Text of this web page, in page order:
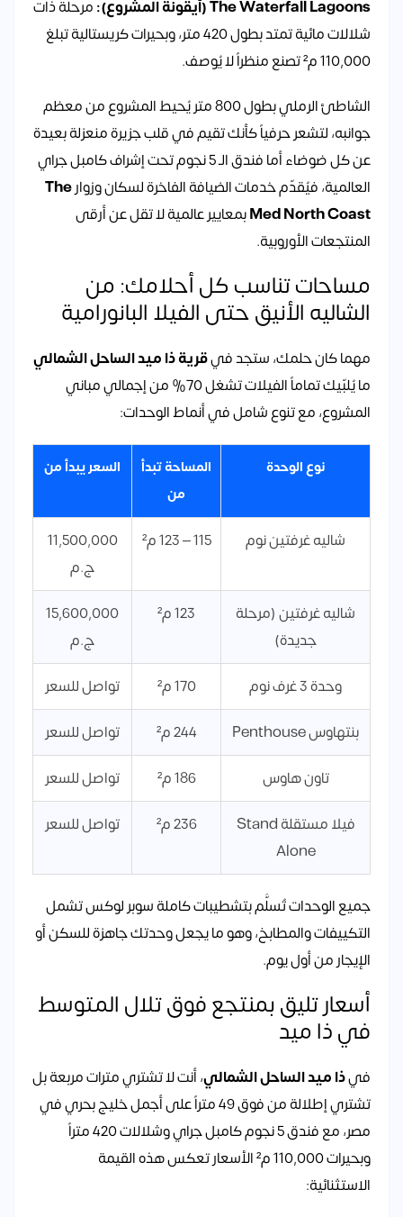
The Waterfall Lagoons (أيقونة المشروع):
مرحلة ذات
شلالات مائية تمتد بطول 420 متر، وبحيرات كريستالية تبلغ
110,000 م² تصنع منظراً لا يُوصف.
الشاطئ الرملي بطول 800 متر يُحيط المشروع من معظم
جوانبه، لتشعر حرفياً كأنك تقيم في قلب جزيرة منعزلة بعيدة
عن كل ضوضاء أما فندق الـ 5 نجوم تحت إشراف كامبل جراي
العالمية، فيُقدّم خدمات الضيافة الفاخرة لسكان وزوارThe
Med North Coastبمعايير عالمية لا تقل عن أرقى
المنتجعات الأوروبية.
مساحات تناسب كل أحلامك: من
الشاليه الأنيق حتى الفيلا البانورامية
مهما كان حلمك، ستجد فيقرية ذا ميد الساحل الشمالي
ما يُلبّيك تماماً الفيلات تشغل 70% من إجمالي مباني
المشروع، مع تنوع شامل في أنماط الوحدات:
نوع الوحدة
المساحة تبدأ
من
السعر يبدأ من
شاليه غرفتين نوم 115 – 123 م²
11,500,000
ج.م
شاليه غرفتين (مرحلة
جديدة)
123 م²
15,600,000
ج.م
وحدة 3 غرف نوم
170 م²
تواصل للسعر
بنتهاوس Penthouse
244 م²
تواصل للسعر
تاون هاوس
186 م²
تواصل للسعر
فيلا مستقلة Stand
Alone
236 م² تواصل للسعر
جميع الوحدات تُسلَّم بتشطيبات كاملة سوبر لوكس تشمل
التكييفات والمطابخ، وهو ما يجعل وحدتك جاهزة للسكن أو
الإيجار من أول يوم.
أسعار تليق بمنتجع فوق تلال المتوسط
في ذا ميد
فيذا ميد الساحل الشمالي، أنت لا تشتري مترات مربعة بل
تشتري إطلالة من فوق 49 متراً على أجمل خليج بحري في
مصر، مع فندق 5 نجوم كامبل جراي وشلالات 420 متراً
وبحيرات 110,000 م² الأسعار تعكس هذه القيمة
الاستثنائية: